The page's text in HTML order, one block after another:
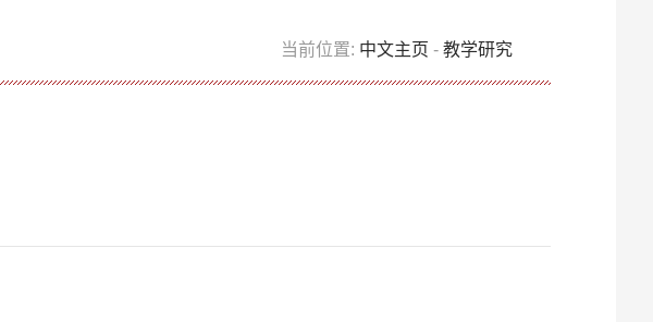
当前位置: 中文主页 -教学研究